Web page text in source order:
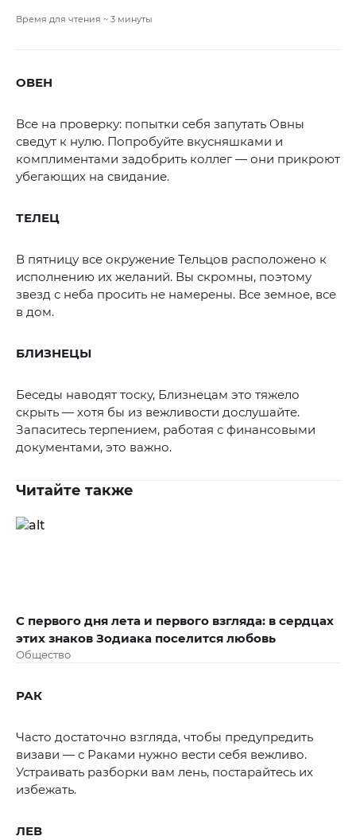
Время для чтения ~ 3 минуты
ОВЕН
Все на проверку: попытки себя запутать Овны
сведут к нулю. Попробуйте вкусняшками и
комплиментами задобрить коллег — они прикроют
убегающих на свидание.
ТЕЛЕЦ
В пятницу все окружение Тельцов расположено к
исполнению их желаний. Вы скромны, поэтому
звезд с неба просить не намерены. Все земное, все
в дом.
БЛИЗНЕЦЫ
Беседы наводят тоску, Близнецам это тяжело
скрыть — хотя бы из вежливости дослушайте.
Запаситесь терпением, работая с финансовыми
документами, это важно.
Читайте также
С первого дня лета и первого взгляда: в сердцах
этих знаков Зодиака поселится любовь
Общество
РАК
Часто достаточно взгляда, чтобы предупредить
визави — с Раками нужно вести себя вежливо.
Устраивать разборки вам лень, постарайтесь их
избежать.
ЛЕВ